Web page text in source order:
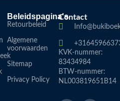
Beleidspagina's
Retourbeleid
Algemene
voorwaarden
Sitemap
Privacy Policy
Contact
KVK-nummer:
83434984
BTW-nummer:
NL003819651B14